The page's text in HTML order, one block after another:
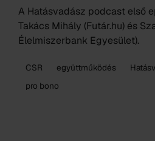
A Hatásvadász podcast első
Takács Mihály (Futár.hu) és
Élelmiszerbank Egyesület).
CSR együttműködés
pro bono